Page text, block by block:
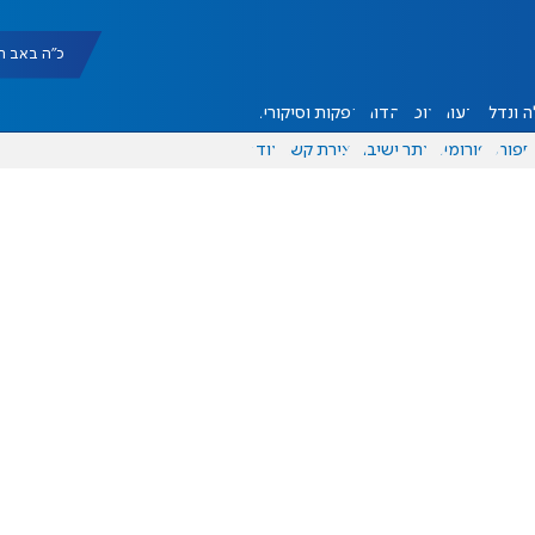
כ"ה באב תשפ"ו
ונדל"ן דעות אוכל יהדות הפקות וסיקורים
ספורט פורומים אתר ישיבה יצירת קשר עוד